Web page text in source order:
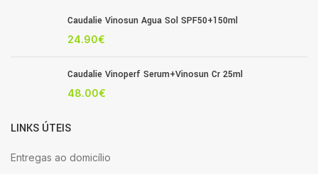
Caudalie Vinosun Agua Sol SPF50+150ml
24.90€
Caudalie Vinoperf Serum+Vinosun Cr 25ml
48.00€
LINKS ÚTEIS
Entregas ao domicílio